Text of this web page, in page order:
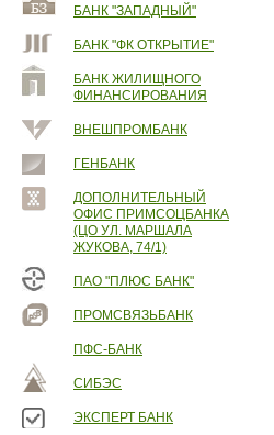
БАНК "ЗАПАДНЫЙ"
БАНК "ФК ОТКРЫТИЕ"
БАНК ЖИЛИЩНОГО
ФИНАНСИРОВАНИЯ
ВНЕШПРОМБАНК
ГЕНБАНК
ДОПОЛНИТЕЛЬНЫЙ
ОФИС ПРИМСОЦБАНКА
(ЦО УЛ. МАРШАЛА
ЖУКОВА, 74/1)
ПАО "ПЛЮС БАНК"
ПРОМСВЯЗЬБАНК
ПФС-БАНК
СИБЭС
ЭКСПЕРТ БАНК